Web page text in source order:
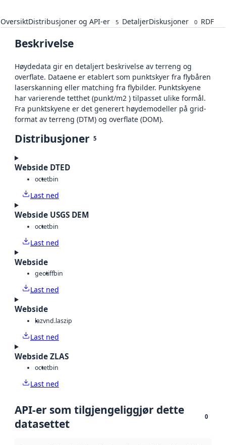
OversiktDistribusjoner og API-er 5 DetaljerDiskusjoner 0 RDF
Beskrivelse
Høydedata gir en detaljert beskrivelse av terreng og
overflate. Dataene er etablert som punktskyer fra flybåren
laserskanning eller matching fra flybilder. Punktskyene
har varierende tetthet (punkt/m2 ) tilpasset ulike formål.
Fra punktskyene er det generert høydemodeller på grid-
format av terreng (DTM) og overflate (DOM).
Distribusjoner 5
Webside DTED
octetbin
Last ned
Webside USGS DEM
octetbin
Last ned
Webside
geotiffbin
Last ned
Webside
lazvnd.laszip
Last ned
Webside ZLAS
octetbin
Last ned
API-er som tilgjengeliggjør dette
datasettet
0